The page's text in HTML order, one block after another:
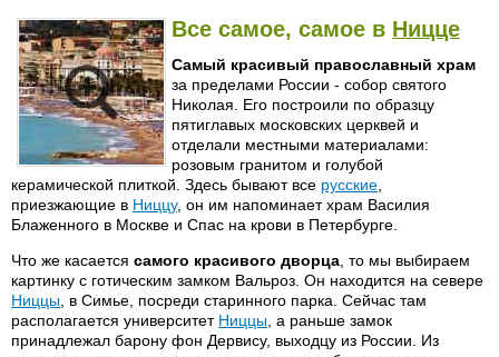
Все самое, самое в Ницце
Самый красивый православный храм
за пределами России - собор святого
Николая. Его построили по образцу
пятиглавых московских церквей и
отделали местными материалами:
розовым гранитом и голубой
керамической плиткой. Здесь бывают все русские,
приезжающие в Ниццу, он им напоминает храм Василия
Блаженного в Москве и Спас на крови в Петербурге.
Что же касается самого красивого дворца, то мы выбираем
картинку с готическим замком Вальроз. Он находится на севере
Ниццы, в Симье, посреди старинного парка. Сейчас там
располагается университет Ниццы, а раньше замок
принадлежал барону фон Дервису, выходцу из России. Из